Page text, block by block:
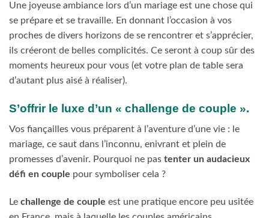
Une joyeuse ambiance lors d’un mariage est une chose qui
se prépare et se travaille. En donnant l’occasion à vos
proches de divers horizons de se rencontrer et s’apprécier,
ils créeront de belles complicités. Ce seront à coup sûr des
moments heureux pour vous (et votre plan de table sera
d’autant plus aisé à réaliser).
S’offrir le luxe d’un « challenge de couple ».
Vos fiançailles vous préparent à l’aventure d’une vie : le
mariage, ce saut dans l’inconnu, enivrant et plein de
promesses d’avenir. Pourquoi ne pas tenter un audacieux
défi en couple pour symboliser cela ?
Le challenge de couple est une pratique encore peu usitée